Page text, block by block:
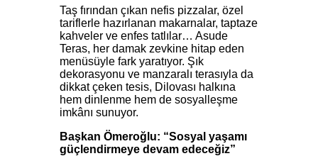
Taş fırından çıkan nefis pizzalar, özel
tariflerle hazırlanan makarnalar, taptaze
kahveler ve enfes tatlılar… Asude
Teras, her damak zevkine hitap eden
menüsüyle fark yaratıyor. Şık
dekorasyonu ve manzaralı terasıyla da
dikkat çeken tesis, Dilovası halkına
hem dinlenme hem de sosyalleşme
imkânı sunuyor.
Başkan Ömeroğlu: “Sosyal yaşamı
güçlendirmeye devam edeceğiz”